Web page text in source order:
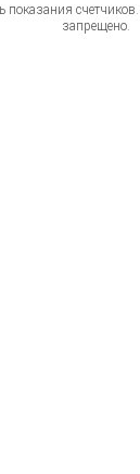
показания
запрещено.